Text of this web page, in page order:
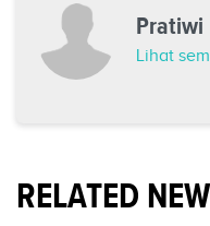
Pratiwi
Lihat
RELATED